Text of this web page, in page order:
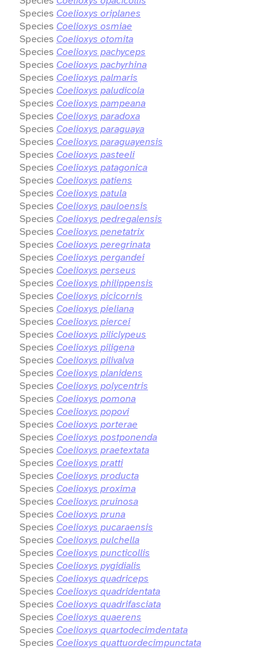
Species Coelioxys oriplanes
Species Coelioxys osmiae
Species Coelioxys otomita
Species Coelioxys pachyceps
Species Coelioxys pachyrhina
Species Coelioxys palmaris
Species Coelioxys paludicola
Species Coelioxys pampeana
Species Coelioxys paradoxa
Species Coelioxys paraguaya
Species Coelioxys paraguayensis
Species Coelioxys pasteeli
Species Coelioxys patagonica
Species Coelioxys patiens
Species Coelioxys patula
Species Coelioxys pauloensis
Species Coelioxys pedregalensis
Species Coelioxys penetatrix
Species Coelioxys peregrinata
Species Coelioxys pergandei
Species Coelioxys perseus
Species Coelioxys philippensis
Species Coelioxys picicornis
Species Coelioxys pieliana
Species Coelioxys piercei
Species Coelioxys piliclypeus
Species Coelioxys piligena
Species Coelioxys pilivalva
Species Coelioxys planidens
Species Coelioxys polycentris
Species Coelioxys pomona
Species Coelioxys popovi
Species Coelioxys porterae
Species Coelioxys postponenda
Species Coelioxys praetextata
Species Coelioxys pratti
Species Coelioxys producta
Species Coelioxys proxima
Species Coelioxys pruinosa
Species Coelioxys pruna
Species Coelioxys pucaraensis
Species Coelioxys pulchella
Species Coelioxys puncticollis
Species Coelioxys pygidialis
Species Coelioxys quadriceps
Species Coelioxys quadridentata
Species Coelioxys quadrifasciata
Species Coelioxys quaerens
Species Coelioxys quartodecimdentata
Species Coelioxys quattuordecimpunctata